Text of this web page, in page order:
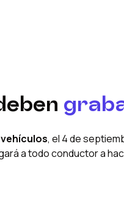
, el 4 de
a todo conductor a